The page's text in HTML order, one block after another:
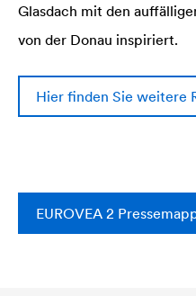
Glasdach mit den
von der Donau inspiriert.
Hier finden Sie weitere
EUROVEA 2